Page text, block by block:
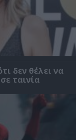
δεν θέλει να
ταινία